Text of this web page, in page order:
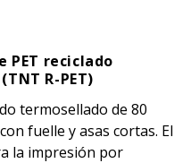
PET reciclado
R-PET)
termosellado de 80
fuelle y asas cortas. El
la impresión por